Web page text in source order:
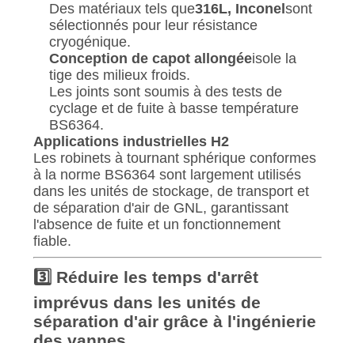
Des matériaux tels que316L, Inconel sont
sélectionnés pour leur résistance
cryogénique.
Conception de capot allongéeisole la
tige des milieux froids.
Les joints sont soumis à des tests de
cyclage et de fuite à basse température
BS6364.
Applications industrielles H2
Les robinets à tournant sphérique conformes
à la norme BS6364 sont largement utilisés
dans les unités de stockage, de transport et
de séparation d'air de GNL, garantissant
l'absence de fuite et un fonctionnement
fiable.
3️⃣ Réduire les temps d'arrêt
imprévus dans les unités de
séparation d'air grâce à l'ingénierie